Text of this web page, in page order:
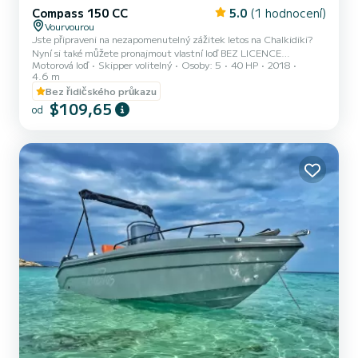
Compass 150 CC 5.0 (1 hodnocení)
Vourvourou
Jste připraveni na nezapomenutelný zážitek letos na Chalkidiki?
Nyní si také můžete pronajmout vlastní loď BEZ LICENCE
PROVOZOVATELE RYCHLOLODU a stát se na jeden den
kapitánem své skupiny! Loď je ideální až pro pět cestujících. Prožijte
se svými přáteli jedinečný den objevováním těch nejkouzelnějších
pláží Chalkidiki! Pohovka na přídi lodi je ideální pro opalování během
výletu lodí! Loď má GPS TRACKER, který nám umožňuje kdykoli
Člun...
Motorová loď Skipper volitelný Osoby: 5 40 HP
2018
4.6 m
Bez řidičského průkazu
od $109,65